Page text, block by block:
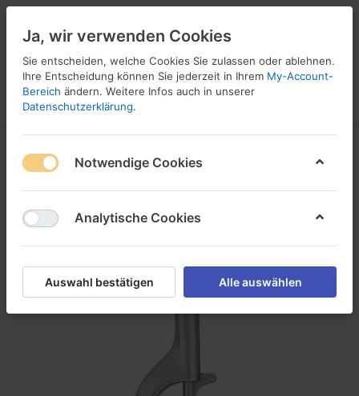
Menü Anmelden
16
Ja, wir verwenden Cookies
Sie entscheiden, welche Cookies Sie zulassen oder ablehnen.
Ihre Entscheidung können Sie jederzeit in Ihrem My-Account-
Bereich ändern. Weitere Infos auch in unserer
Datenschutzerklärung.
Notwendige Cookies
Analytische Cookies
Auswahl bestätigen Alle auswählen